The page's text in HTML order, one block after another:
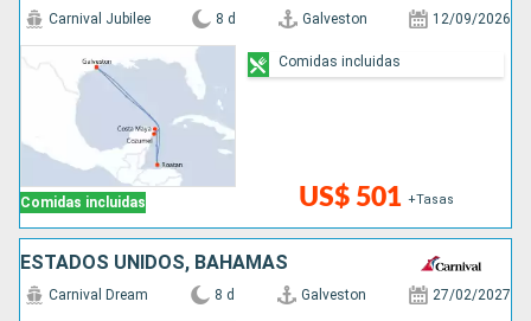
Comidas incluidas
Carnival Jubilee 8 d Galveston 12/09/2026
US$ 501 +Tasas
Comidas incluidas
ESTADOS UNIDOS, BAHAMAS
Carnival Dream 8 d Galveston 27/02/2027